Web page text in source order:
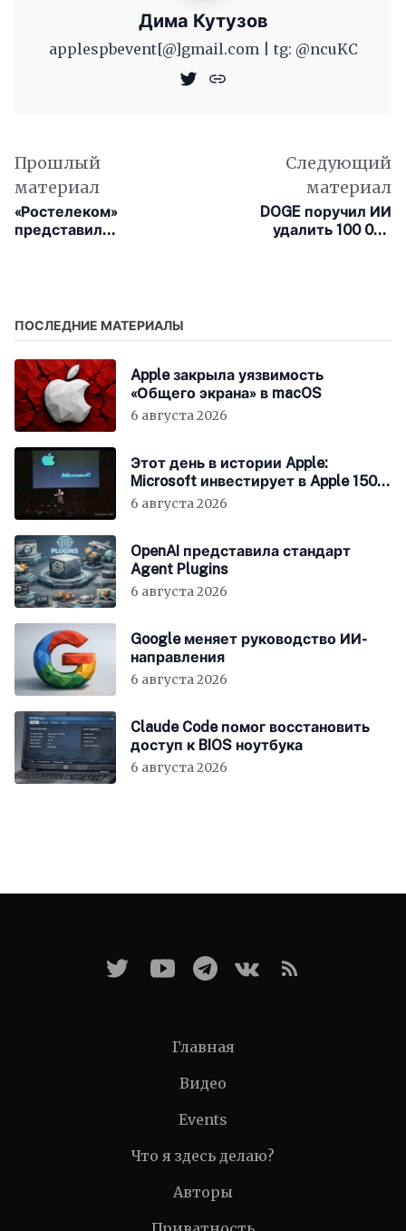
Дима Кутузов
applespbevent[@]gmail.com | tg: @ncuKC
Прошлый
материал
«Ростелеком»
представил
пополнения баланса в
Steam
Следующий
материал
DOGE поручил ИИ
удалить 100 000
ПОСЛЕДНИЕ МАТЕРИАЛЫ
Apple закрыла уязвимость
«Общего экрана» в macOS
6 августа 2026
Этот день в истории Apple:
Microsoft инвестирует в Apple 150
миллионов долларов
6 августа 2026
OpenAI представила стандарт
Agent Plugins
6 августа 2026
Google меняет руководство ИИ-
направления
6 августа 2026
Claude Code помог восстановить
доступ к BIOS ноутбука
6 августа 2026
Главная
Видео
Events
Что я здесь делаю?
Авторы